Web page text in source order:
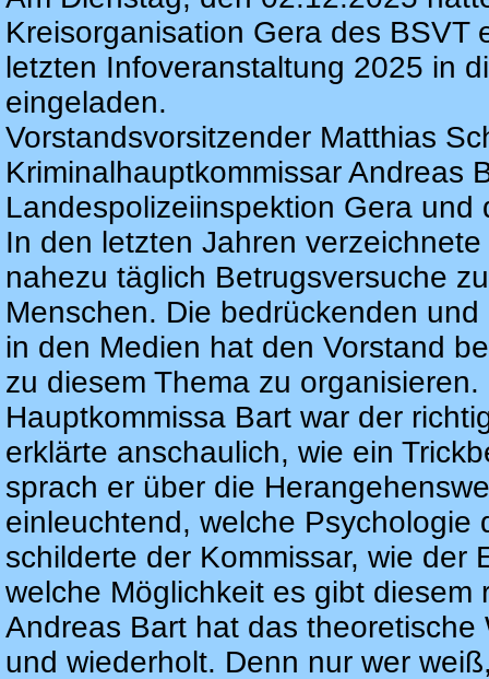
Kreisorganisation Gera des BSVT
letzten Infoveranstaltung 2025 in
eingeladen.
Vorstandsvorsitzender Matthias
Kriminalhauptkommissar Andreas
Landespolizeiinspektion Gera und
In den letzten Jahren
nahezu täglich Betrugsversuche
Menschen. Die bedrückenden
in den Medien hat den Vorstand
zu diesem Thema zu organisieren.
Hauptkommissa Bart war der
erklärte anschaulich, wie ein
sprach er über die
einleuchtend, welche Psychologie
schilderte der Kommissar, wie der
welche Möglichkeit es gibt diesem
Andreas Bart hat das theoretische
und wiederholt. Denn nur wer